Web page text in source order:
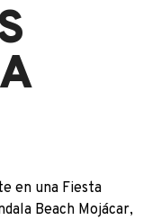
en una Fiesta
Beach Mojácar,